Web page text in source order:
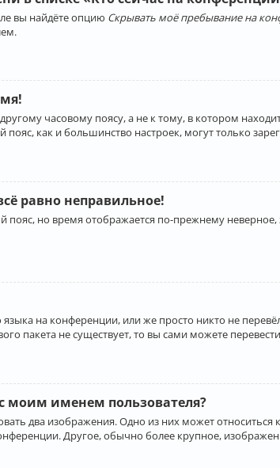
вы найдёте опцию Скрывать моё пребывание на
часовому поясу, а не к тому, в котором
пояс, как и большинство настроек, могут только
равно неправильное!
пояс, но время отображается по-прежнему
на конференции, или же просто никто не
пакета не существует, то вы сами можете
моим именем пользователя?
два изображения. Одно из них может
Другое, обычно более крупное,